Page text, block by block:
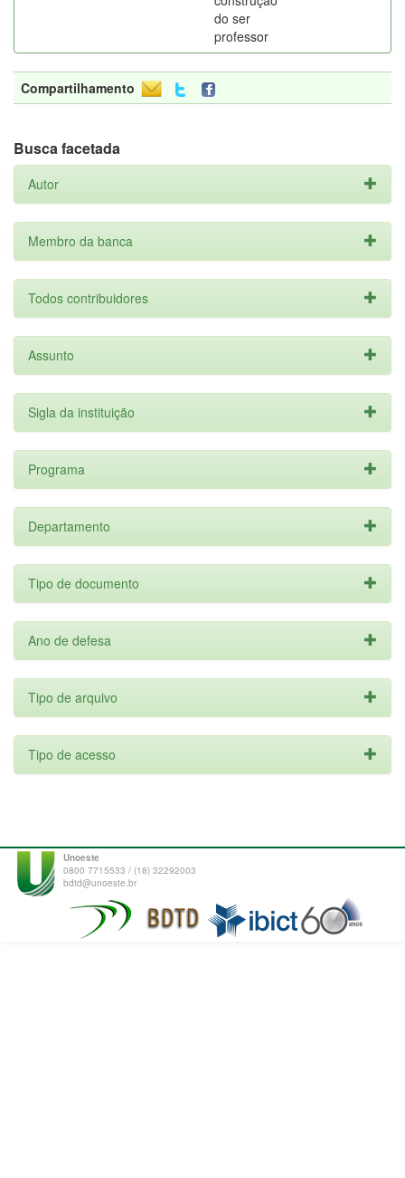
do ser
professor
Compartilhamento
Busca facetada
Autor
Membro da banca
Todos contribuidores
Assunto
Sigla da instituição
Programa
Departamento
Tipo de documento
Ano de defesa
Tipo de arquivo
Tipo de acesso
Unoeste
0800 7715533 / (18) 32292003
bdtd@unoeste.br